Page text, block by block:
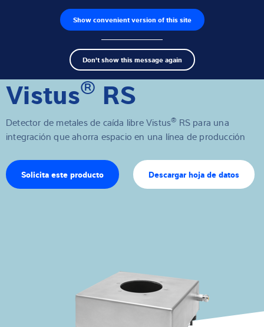
Show convenient version of this site
Don't show this message again
Buscador de productos Empleos
Search
term
Terminales de pesaje
Soluciones de inspección
Software
Experiencia y conocimientos
Vistus® RS
Detector de metales de caída libre Vistus® RS para una
integración que ahorra espacio en una línea de producción
Solicita este producto Descargar hoja de datos